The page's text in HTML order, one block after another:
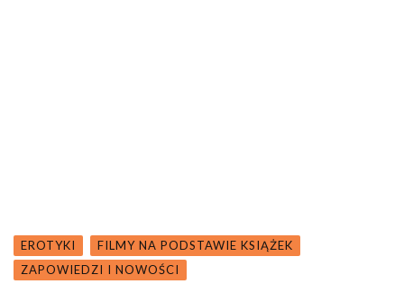
EROTYKI
FILMY NA PODSTAWIE KSIĄŻEK
ZAPOWIEDZI I NOWOŚCI